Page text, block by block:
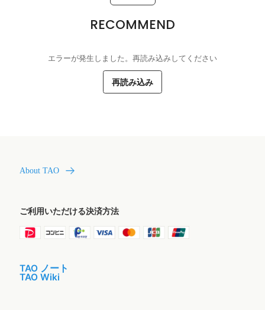
RECOMMEND
エラーが発生しました。再読み込みしてください
再読み込み
About TAO
ご利用いただける決済方法
TAO ノート
TAO Wiki